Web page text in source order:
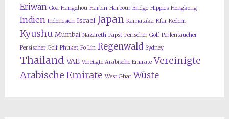
Eriwan Goa Hangzhou Harbin Harbour Bridge Hippies Hongkong
Indien Indonesien Israel Japan Karnataka Kfar Kedem
Kyushu Mumbai Nazareth Papst Perischer Golf Perlentaucher
Persischer Golf Phuket Po Lin Regenwald Sydney
Thailand VAE Vereiigte Arabische Emirate Vereinigte
Arabische Emirate West Ghat Wüste